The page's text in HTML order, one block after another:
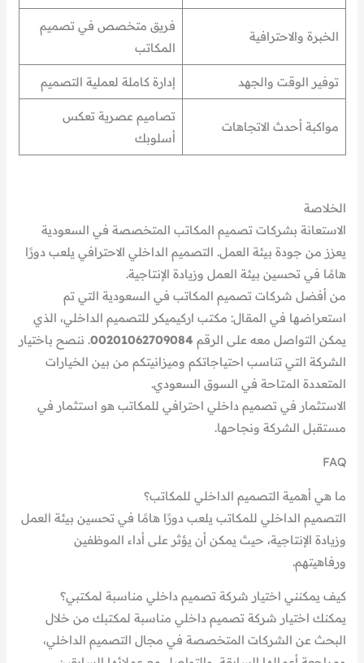
الخبرة والاحترافية
فريق متخصص في تصميم
المكاتب
توفير الوقت والجهد إدارة كاملة لعملية التصميم
مواكبة أحدث الاتجاهات
تصاميم عصرية تعكس
أسلوبك
الخلاصة
الاستعانة بشركات تصميم المكاتب المتخصصة في السعودية
يعزز من جودة بيئة العمل. التصميم الداخلي الاحترافي يلعب دورًا
هامًا في تحسين بيئة العمل وزيادة الإنتاجية.
من أفضل شركات تصميم المكاتب في السعودية التي تم
استعراضها في المقال: مكتب اركيميكر للتصميم الداخلي، الذي
يمكن التواصل معه على الرقم 00201062709084. ننصح باختيار
الشركة التي تناسب احتياجاتكم وميزانيتكم من بين الخيارات
المتعددة المتاحة في السوق السعودي.
الاستثمار في تصميم داخلي احترافي للمكاتب هو استثمار في
مستقبل الشركة ونجاحها.
FAQ
ما هي أهمية التصميم الداخلي للمكاتب؟
التصميم الداخلي للمكاتب يلعب دورًا هامًا في تحسين بيئة العمل
وزيادة الإنتاجية، حيث يمكن أن يؤثر على أداء الموظفين
ورفاهيتهم.
كيف يمكنني اختيار شركة تصميم داخلي مناسبة لمكتبي؟
يمكنك اختيار شركة تصميم داخلي مناسبة لمكتبك من خلال
البحث عن الشركات المتخصصة في مجال التصميم الداخلي،